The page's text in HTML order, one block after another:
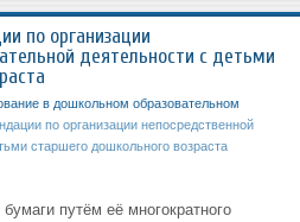
по организации
деятельности с детьми
в дошкольном образовательном
по организации непосредственной
старшего дошкольного возраста
путём её многократного